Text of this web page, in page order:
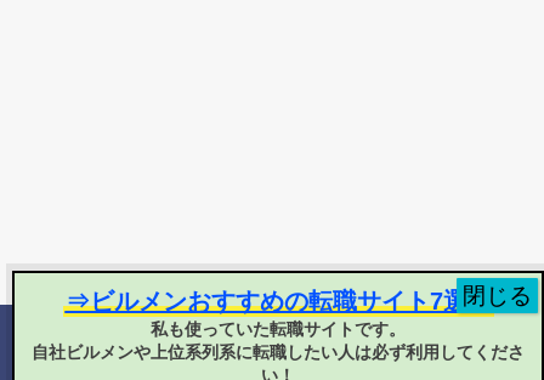
2025 ヘタ・レイ
⇒ビルメンおすすめの転職サイト7選！
私も使っていた転職サイトです。
自社ビルメンや上位系列系に転職したい人は必ず利用してくださ
い！